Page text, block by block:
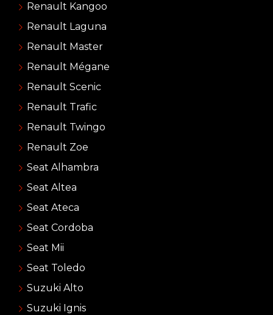
Renault Kangoo
Renault Laguna
Renault Master
Renault Mégane
Renault Scenic
Renault Trafic
Renault Twingo
Renault Zoe
Seat Alhambra
Seat Altea
Seat Ateca
Seat Cordoba
Seat Mii
Seat Toledo
Suzuki Alto
Suzuki Ignis